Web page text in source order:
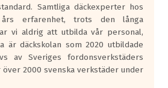
ut för
lastbilar.
test där däcken
väg där det ligger
på
Samtliga däckexperter hos
erfarenhet, trots den långa
vi aldrig att utbilda vår personal,
är däckskolan som 2020 utbildade
av Sveriges fordonsverkstäders
2000 svenska verkstäder under